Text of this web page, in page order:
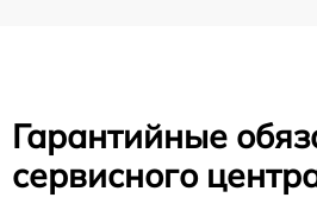
Гарантийные
сервисного